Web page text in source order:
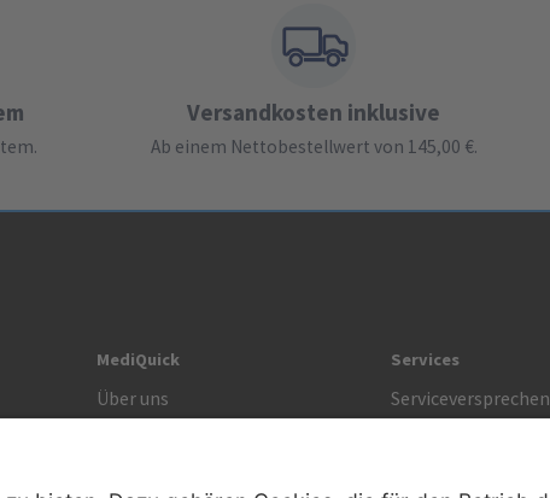
Versandkosten inklusive
Ab einem Nettobestellwert von 145,00 €.
MediQuick
Über uns
Services
Serviceversprechen